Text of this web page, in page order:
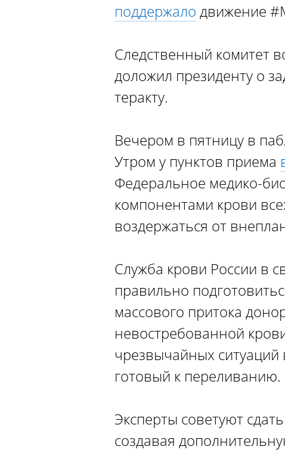
поддержало движение
Следственный комитет
доложил президенту о
теракту.
Вечером в пятницу в
Утром у пунктов приема
Федеральное медико-
компонентами крови
воздержаться от
Служба крови России в
правильно
массового притока
невостребованной
чрезвычайных ситуаций
готовый к переливанию.
Эксперты советуют
создавая